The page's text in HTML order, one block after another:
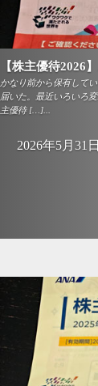
【株主優待2026
かなり前から保有して
届いた。最近いろいろ
主優待 […]...
2026年5月31日